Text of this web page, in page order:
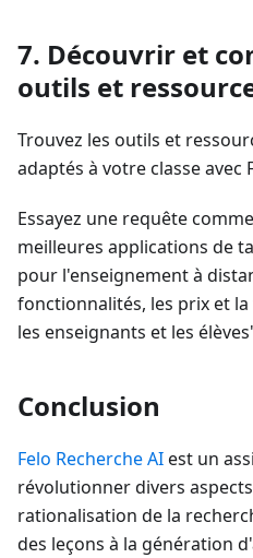
7. Découvrir et
outils et
Trouvez les outils et
adaptés à votre classe avec
Essayez une requête
meilleures applications de
pour l'enseignement à
fonctionnalités, les prix et
les enseignants et les
Conclusion
Felo Recherche AIest un
révolutionner divers
rationalisation de la
des leçons à la génération